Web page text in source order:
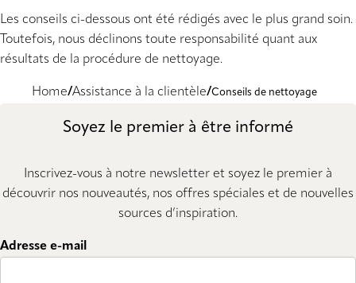
Les conseils ci-dessous ont été rédigés avec le plus grand soin.
Toutefois, nous déclinons toute responsabilité quant aux
résultats de la procédure de nettoyage.
Home Assistance à la clientèle Conseils de nettoyage
Soyez le premier à être informé
Inscrivez-vous à notre newsletter et soyez le premier à
découvrir nos nouveautés, nos offres spéciales et de nouvelles
sources d’inspiration.
Adresse e-mail